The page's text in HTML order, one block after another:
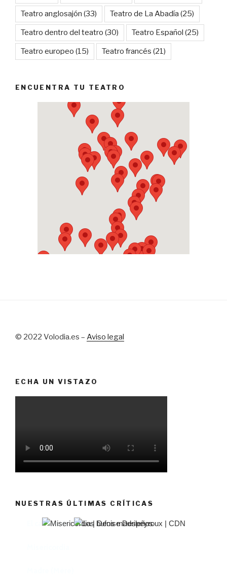
Teatro anglosajón (33) Teatro de La Abadía (25)
Teatro dentro del teatro (30) Teatro Español (25)
Teatro europeo (15) Teatro francés (21)
ENCUENTRA TU TEATRO
© 2022 Volodia.es – Aviso legal
ECHA UN VISTAZO
NUESTRAS ÚLTIMAS CRÍTICAS
El castillo de Lindabridis